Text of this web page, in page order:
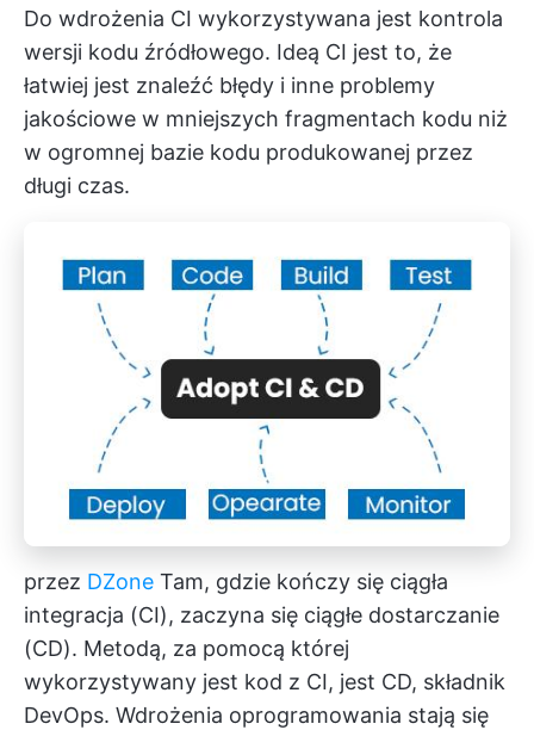
Do wdrożenia CI wykorzystywana jest kontrola
wersji kodu źródłowego. Ideą CI jest to, że
łatwiej jest znaleźć błędy i inne problemy
jakościowe w mniejszych fragmentach kodu niż
w ogromnej bazie kodu produkowanej przez
długi czas.
przez DZone Tam, gdzie kończy się ciągła
integracja (CI), zaczyna się ciągłe dostarczanie
(CD). Metodą, za pomocą której
wykorzystywany jest kod z CI, jest CD, składnik
DevOps. Wdrożenia oprogramowania stają się